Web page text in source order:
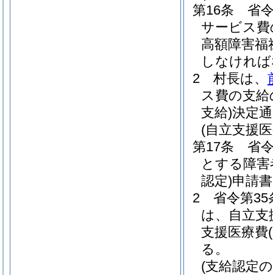
第16条
省
サービス
高額障害
しなけれ
2
村長は、
ス費の支
支給)決定
(自立支援
第17条
省
とする障
認定)申請書
2
省令第35
は、自立支
支援医療費
る。
(支給認定